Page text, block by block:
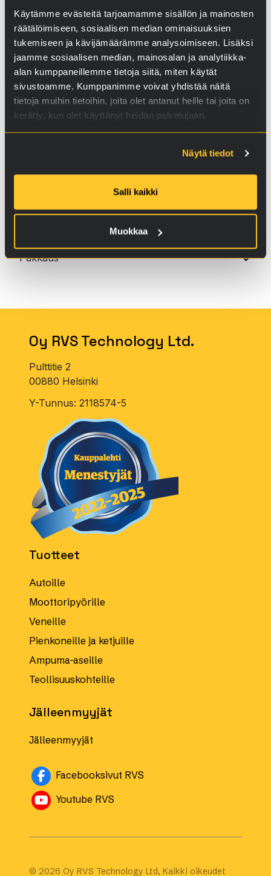
Käytämme evästeitä tarjoamamme sisällön ja mainosten
räätälöimiseen, sosiaalisen median ominaisuuksien
tukemiseen ja kävijämäärämme analysoimiseen. Lisäksi
jaamme sosiaalisen median, mainosalan ja analytiikka-
alan kumppaneillemme tietoja siitä, miten käytät
sivustoamme. Kumppanimme voivat yhdistää näitä
tietoja muihin tietoihin, joita olet antanut heille tai joita on
kerätty, kun olet käyttänyt heidän palvelujaan.
Näytä tiedot
Salli kaikki
Muokkaa
Pakkaus
Oy RVS Technology Ltd.
Pulttitie 2
00880 Helsinki
Y-Tunnus: 2118574-5
Tuotteet
Autoille
Moottoripyörille
Veneille
Pienkoneille ja ketjuille
Ampuma-aseille
Teollisuuskohteille
Jälleenmyyjät
Jälleenmyyjät
Facebooksivut RVS
Youtube RVS
© 2026 Oy RVS Technology Ltd, Kaikki oikeudet